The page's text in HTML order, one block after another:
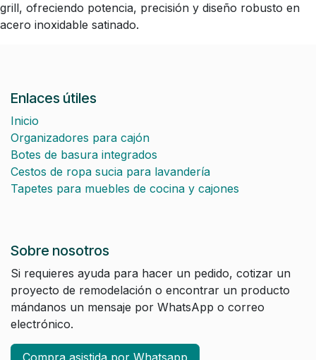
grill, ofreciendo potencia, precisión y diseño robusto en
acero inoxidable satinado.
Enlaces útiles
Inicio
Organizadores para cajón
Botes de basura integrados
Cestos de ropa sucia para lavandería
Tapetes para muebles de cocina y cajones
Sobre nosotros
Si requieres ayuda para hacer un pedido, cotizar un
proyecto de remodelación o encontrar un producto
mándanos un mensaje por WhatsApp o correo
electrónico.
Compra asistida por Whatsapp